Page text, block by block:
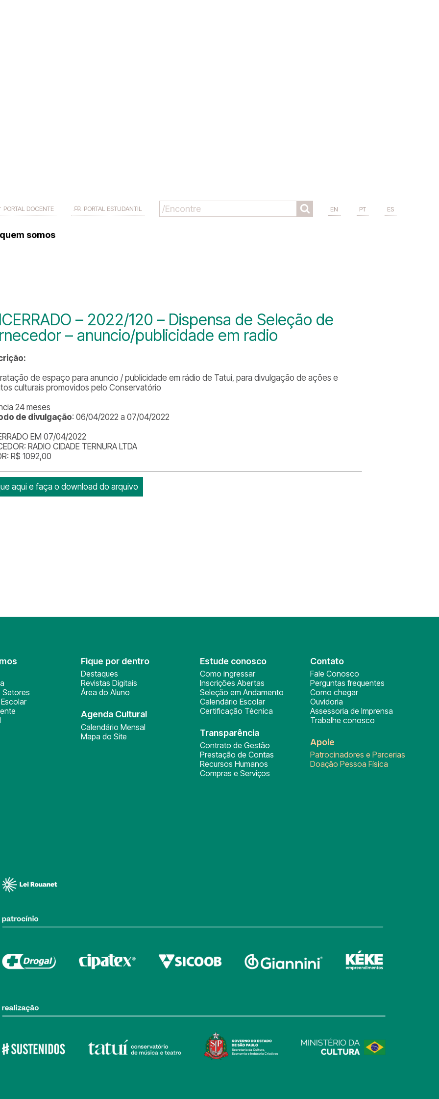
PORTAL DOCENTE PORTAL ESTUDANTIL EN PT ES
quem somos
– 2022/120 – Dispensa de Seleção de
– anuncio/publicidade em radio
de espaço para anuncio / publicidade em rádio de Tatui, para divulgação de ações e
culturais promovidos pelo Conservatório
24 meses
de divulgação: 06/04/2022 a 07/04/2022
EM 07/04/2022
RADIO CIDADE TERNURA LTDA
R$ 1092,00
aqui e faça o download do arquivo
Setores
Fique por dentro
Destaques
Revistas Digitais
Área do Aluno
Agenda Cultural
Calendário Mensal
Mapa do Site
Estude conosco
Como ingressar
Inscrições Abertas
Seleção em Andamento
Calendário Escolar
Certificação Técnica
Transparência
Contrato de Gestão
Prestação de Contas
Recursos Humanos
Compras e Serviços
Contato
Fale Conosco
Perguntas frequentes
Como chegar
Ouvidoria
Assessoria de Imprensa
Trabalhe conosco
Apoie
Patrocinadores e Parcerias
Doação Pessoa Física